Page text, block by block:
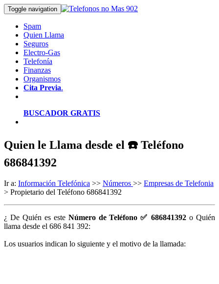
Toggle navigation
Spam
Quien Llama
Seguros
Electro-Gas
Telefonía
Finanzas
Organismos
Cita Previa.
BUSCADOR GRATIS
Quien le Llama desde el ☎️ Teléfono
686841392
Ir a: Información Telefónica >> Números >> Empresas de Telefonia
> Propietario del Teléfono 686841392
¿ De Quién es este Número de Teléfono ✅ 686841392 o Quién
llama desde el 686 841 392:
Los usuarios indican lo siguiente y el motivo de la llamada: